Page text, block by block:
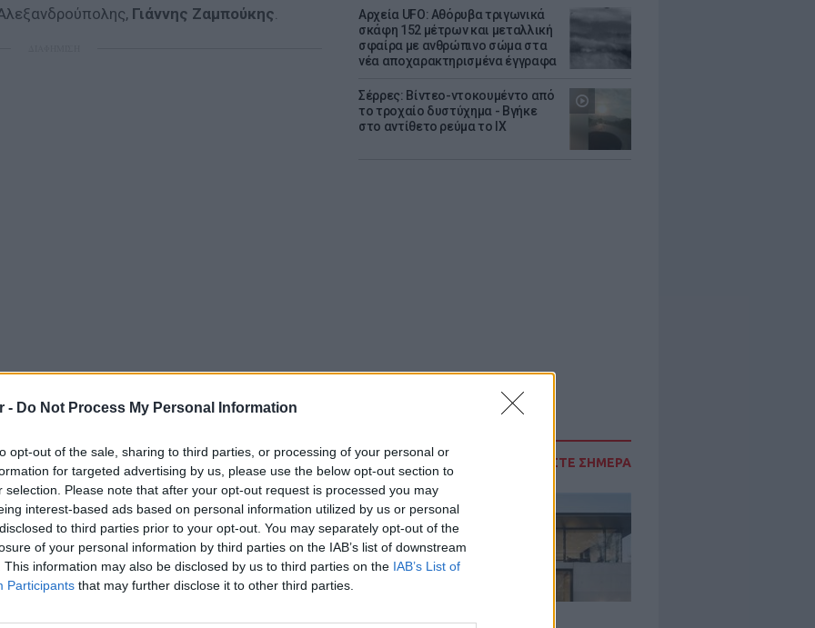
- Do Not Process My Personal Information
opt-out of the sale, sharing to third parties, or processing of your personal or
for targeted advertising by us, please use the below opt-out section to
selection. Please note that after your opt-out request is processed you may
interest-based ads based on personal information utilized by us or personal
to third parties prior to your opt-out. You may separately opt-out of the
of your personal information by third parties on the IAB’s list of downstream
This information may also be disclosed by us to third parties on the IAB’s List of
Participants that may further disclose it to other third parties.
Αρχεία UFO: Αθόρυβα τριγωνικά
σκάφη 152 μέτρων και μεταλλική
σφαίρα με ανθρώπινο σώμα στα
νέα αποχαρακτηρισμένα έγγραφα
Σέρρες: Βίντεο-ντοκουμέντο από
το τροχαίο δυστύχημα - Βγήκε
στο αντίθετο ρεύμα το ΙΧ
ΔΙΑΒΑΣΤΕ ΣΗΜΕΡΑ
Γιάννης Ζαμπούκης
8) έχουν σταλεί μηνύματα εκκένωσης
των
Μοναστηράκι, ΔορίσκοςκαιΆβαντας.